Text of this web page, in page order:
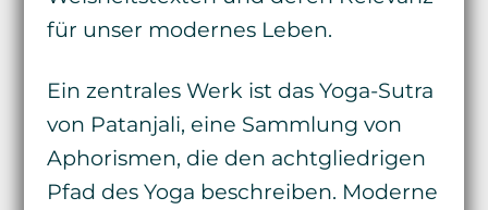
für unser modernes Leben.
Ein zentrales Werk ist das Yoga-Sutra
von Patanjali, eine Sammlung von
Aphorismen, die den achtgliedrigen
Pfad des Yoga beschreiben. Moderne